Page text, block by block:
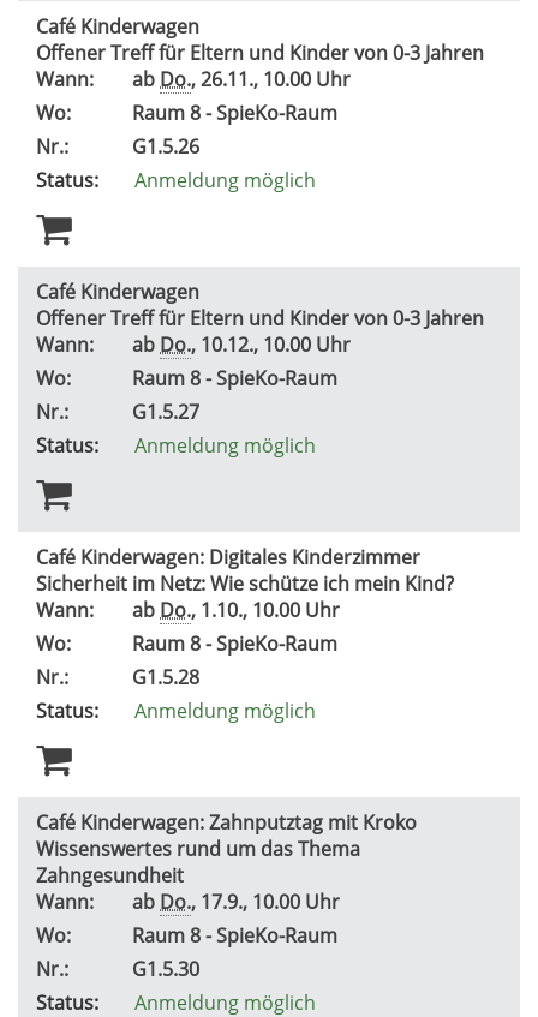
Café Kinderwagen
Offener Treff für Eltern und Kinder von 0-3 Jahren
Wann:
ab Do., 26.11., 10.00 Uhr
Wo:
Raum 8 - SpieKo-Raum
Nr.:
G1.5.26
Status:
Anmeldung möglich
Café Kinderwagen
Offener Treff für Eltern und Kinder von 0-3 Jahren
Wann:
ab Do., 10.12., 10.00 Uhr
Wo:
Raum 8 - SpieKo-Raum
Nr.:
G1.5.27
Status:
Anmeldung möglich
Café Kinderwagen: Digitales Kinderzimmer
Sicherheit im Netz: Wie schütze ich mein Kind?
Wann:
ab Do., 1.10., 10.00 Uhr
Wo:
Raum 8 - SpieKo-Raum
Nr.:
G1.5.28
Status:
Anmeldung möglich
Café Kinderwagen: Zahnputztag mit Kroko
Wissenswertes rund um das Thema
Zahngesundheit
Wann:
ab Do., 17.9., 10.00 Uhr
Wo:
Raum 8 - SpieKo-Raum
Nr.:
G1.5.30
Status:
Anmeldung möglich